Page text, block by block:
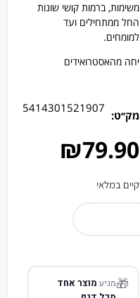
משימות, ברמות קושי שונות
החל ממתחילים ועד
למומחים.
יחה מהאסטרואידים
מק׳׳ט:
5414301521907
₪79.90
קיים במלאי
🎁מגיע מוצר אחד